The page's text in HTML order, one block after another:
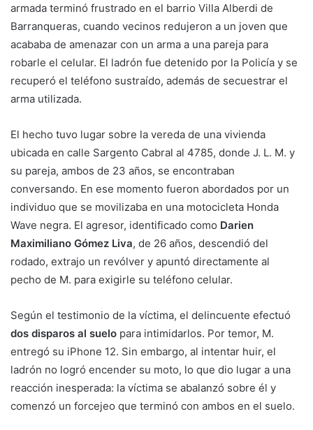
armada terminó frustrado en el barrio Villa Alberdi de
Barranqueras, cuando vecinos redujeron a un joven que
acababa de amenazar con un arma a una pareja para
robarle el celular. El ladrón fue detenido por la Policía y se
recuperó el teléfono sustraído, además de secuestrar el
arma utilizada.
El hecho tuvo lugar sobre la vereda de una vivienda
ubicada en calle Sargento Cabral al 4785, donde J. L. M. y
su pareja, ambos de 23 años, se encontraban
conversando. En ese momento fueron abordados por un
individuo que se movilizaba en una motocicleta Honda
Wave negra. El agresor, identificado como Darien
Maximiliano Gómez Liva, de 26 años, descendió del
rodado, extrajo un revólver y apuntó directamente al
pecho de M. para exigirle su teléfono celular.
Según el testimonio de la víctima, el delincuente efectuó
dos disparos al suelo para intimidarlos. Por temor, M.
entregó su iPhone 12. Sin embargo, al intentar huir, el
ladrón no logró encender su moto, lo que dio lugar a una
reacción inesperada: la víctima se abalanzó sobre él y
comenzó un forcejeo que terminó con ambos en el suelo.